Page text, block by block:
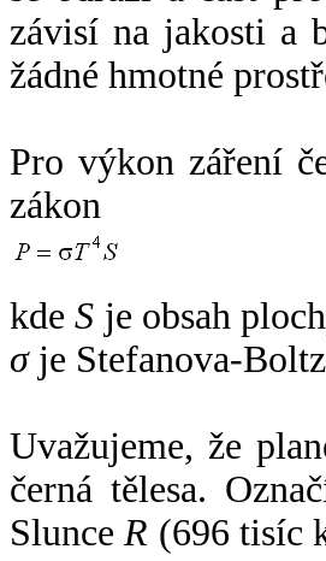
závisí na jakosti a
žádné hmotné
Pro výkon záření
zákon
kdeS je obsah
σje Stefanova-
Uvažujeme, že
černá tělesa.
SlunceR (696 tisíc